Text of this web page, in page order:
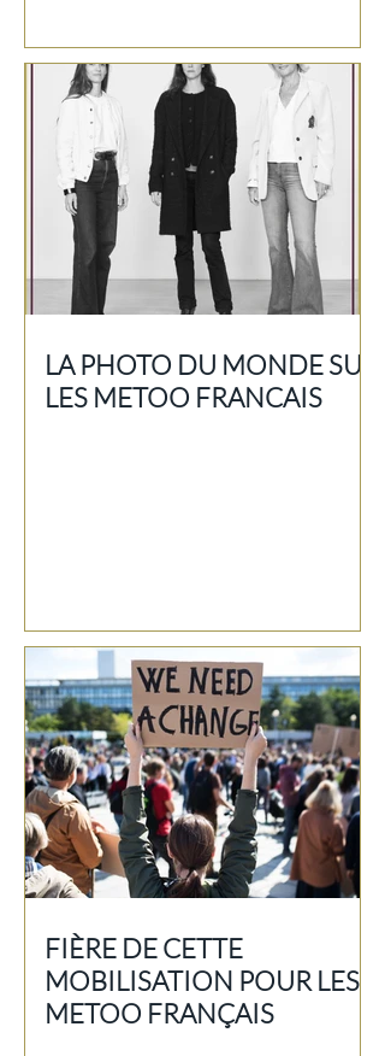
LA PHOTO DU MONDE SUR
LES METOO FRANCAIS
FIÈRE DE CETTE
MOBILISATION POUR LES
METOO FRANÇAIS